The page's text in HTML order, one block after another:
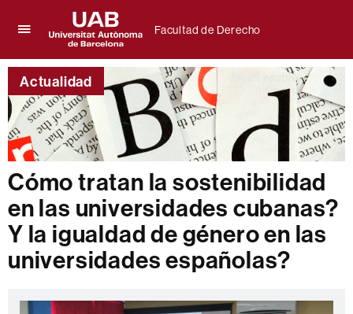
aquí
para
desplegar
el
menú
de
Facultad
de
Derecho
Universitat
Autònoma
de
Barcelona
Facultad de Derecho
Actualidad
Cómo tratan la sostenibilidad
en las universidades cubanas?
Y la igualdad de género en las
universidades españolas?